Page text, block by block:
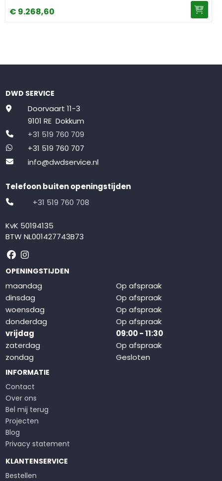
€ 9.268,60
DWD SERVICE
Doorvaart 11-3
9101 RE Dokkum
+31 519 760 709
+31 519 760 707
info@dwdservice.nl
Telefoon buiten openingstijden
+31 519 760 708
KvK 50194135
BTW NL001427743B73
Volg ons op Facebook
Volg ons op Instagram
OPENINGSTIJDEN
maandag
Op afspraak
dinsdag
Op afspraak
woensdag
Op afspraak
donderdag
Op afspraak
vrijdag
09:00 - 11:30
zaterdag
Op afspraak
zondag
Gesloten
INFORMATIE
Contact
Over ons
Bel mij terug
Projecten
Blog
Privacy statement
KLANTENSERVICE
Bestellen